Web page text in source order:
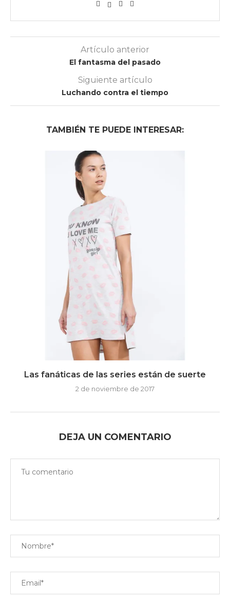
Artículo anterior
El fantasma del pasado
Siguiente artículo
Luchando contra el tiempo
TAMBIÉN TE PUEDE INTERESAR:
Las fanáticas de las series están de suerte
2 de noviembre de 2017
DEJA UN COMENTARIO